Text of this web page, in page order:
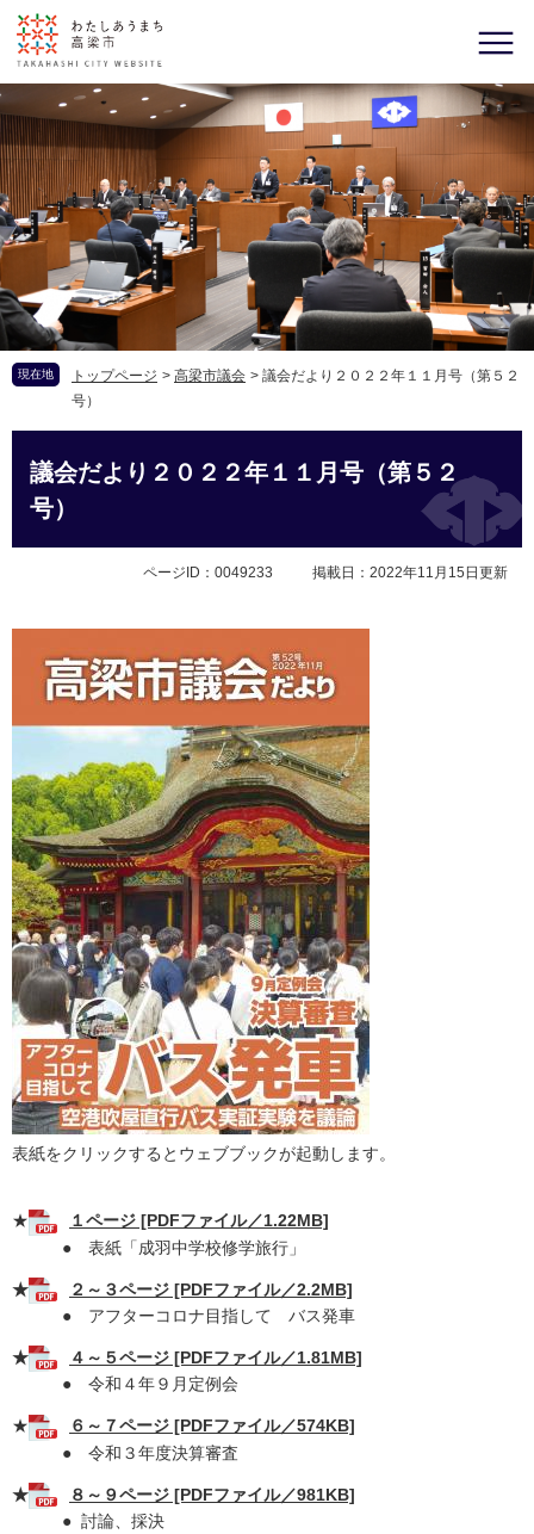
現在地 トップページ > 高梁市議会 > 議会だより２０２２年１１月号（第５２
号）
議会だより２０２２年１１月号（第５２
号）
ページID：0049233 掲載日：2022年11月15日更新
表紙をクリックするとウェブブックが起動します。
★
１ページ [PDFファイル／1.22MB]
● 表紙「成羽中学校修学旅行」
★
２～３ページ [PDFファイル／2.2MB]
● アフターコロナ目指して バス発車
★
４～５ページ [PDFファイル／1.81MB]
● 令和４年９月定例会
★
６～７ページ [PDFファイル／574KB]
● 令和３年度決算審査
★
８～９ページ [PDFファイル／981KB]
● 討論、採決